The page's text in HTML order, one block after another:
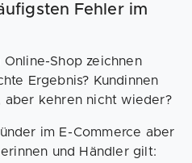
Fehler im
Shop zeichnen
Ergebnis? Kundinnen
aber kehren nicht wieder?
im E-Commerce aber
und Händler gilt: